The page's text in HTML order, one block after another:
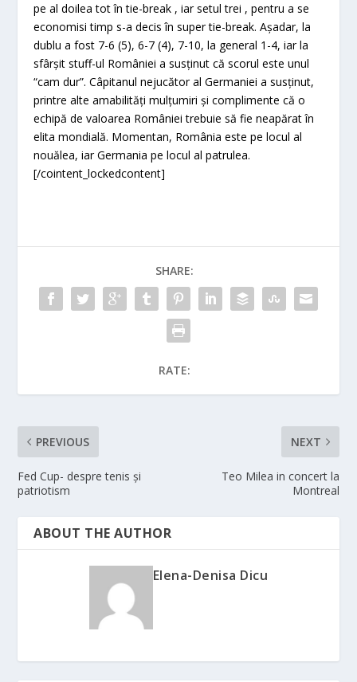
pe al doilea tot în tie-break , iar setul trei , pentru a se
economisi timp s-a decis în super tie-break. Așadar, la
dublu a fost 7-6 (5), 6-7 (4), 7-10, la general 1-4, iar la
sfârșit stuff-ul României a susținut că scorul este unul
“cam dur”. Câpitanul nejucător al Germaniei a susținut,
printre alte amabilități mulțumiri și complimente că o
echipă de valoarea României trebuie să fie neapărat în
elita mondială. Momentan, România este pe locul al
nouălea, iar Germania pe locul al patrulea.
[/cointent_lockedcontent]
SHARE:
RATE:
PREVIOUS
Fed Cup- despre tenis și
patriotism
NEXT
Teo Milea in concert la
Montreal
ABOUT THE AUTHOR
Elena-Denisa Dicu